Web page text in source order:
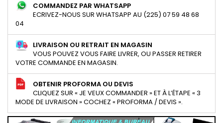
COMMANDEZ PAR WHATSAPP
ECRIVEZ-NOUS SUR WHATSAPP AU (225) 07 59 48 68
04
LIVRAISON OU RETRAIT EN MAGASIN
VOUS POUVEZ VOUS FAIRE LIVRER, OU PASSER RETIRER
VOTRE COMMANDE EN MAGASIN.
OBTENIR PROFORMA OU DEVIS
CLIQUEZ SUR « JE VEUX COMMANDER » ET À L’ÉTAPE « 3
MODE DE LIVRAISON » COCHEZ « PROFORMA / DEVIS ».